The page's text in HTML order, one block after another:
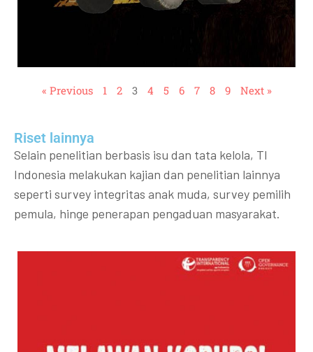
« Previous 1 2 3 4 5 6 7 8 9 Next »
Riset lainnya​​
Selain penelitian berbasis isu dan tata kelola, TI
Indonesia melakukan kajian dan penelitian lainnya
seperti survey integritas anak muda, survey pemilih
pemula, hinge penerapan pengaduan masyarakat.